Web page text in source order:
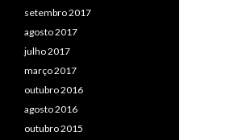
setembro 2017
agosto 2017
julho 2017
março 2017
outubro 2016
agosto 2016
outubro 2015